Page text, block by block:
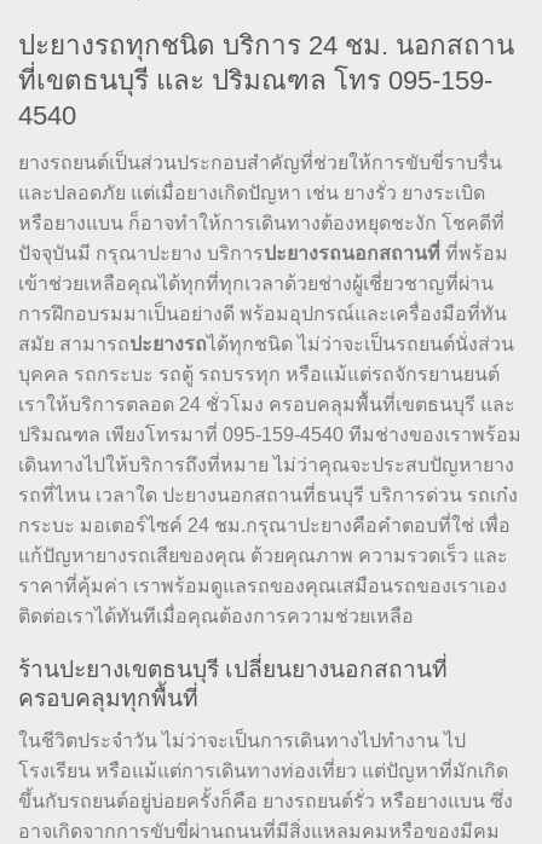
ปะยางรถทุกชนิด บริการ 24 ชม. นอกสถาน
ที่เขตธนบุรี และ ปริมณฑล โทร 095-159-
4540
ยางรถยนต์เป็นส่วนประกอบสำคัญที่ช่วยให้การขับขี่ราบรื่น
และปลอดภัย แต่เมื่อยางเกิดปัญหา เช่น ยางรั่ว ยางระเบิด
หรือยางแบน ก็อาจทำให้การเดินทางต้องหยุดชะงัก โชคดีที่
ปัจจุบันมี กรุณาปะยาง บริการปะยางรถนอกสถานที่ ที่พร้อม
เข้าช่วยเหลือคุณได้ทุกที่ทุกเวลาด้วยช่างผู้เชี่ยวชาญที่ผ่าน
การฝึกอบรมมาเป็นอย่างดี พร้อมอุปกรณ์และเครื่องมือที่ทัน
สมัย สามารถปะยางรถได้ทุกชนิด ไม่ว่าจะเป็นรถยนต์นั่งส่วน
บุคคล รถกระบะ รถตู้ รถบรรทุก หรือแม้แต่รถจักรยานยนต์
เราให้บริการตลอด 24 ชั่วโมง ครอบคลุมพื้นที่เขตธนบุรี และ
ปริมณฑล เพียงโทรมาที่ 095-159-4540 ทีมช่างของเราพร้อม
เดินทางไปให้บริการถึงที่หมาย ไม่ว่าคุณจะประสบปัญหายาง
รถที่ไหน เวลาใด ปะยางนอกสถานที่ธนบุรี บริการด่วน รถเก๋ง
กระบะ มอเตอร์ไซค์ 24 ชม.กรุณาปะยางคือคำตอบที่ใช่ เพื่อ
แก้ปัญหายางรถเสียของคุณ ด้วยคุณภาพ ความรวดเร็ว และ
ราคาที่คุ้มค่า เราพร้อมดูแลรถของคุณเสมือนรถของเราเอง
ติดต่อเราได้ทันทีเมื่อคุณต้องการความช่วยเหลือ
ร้านปะยางเขตธนบุรี เปลี่ยนยางนอกสถานที่
ครอบคลุมทุกพื้นที่
ในชีวิตประจำวัน ไม่ว่าจะเป็นการเดินทางไปทำงาน ไป
โรงเรียน หรือแม้แต่การเดินทางท่องเที่ยว แต่ปัญหาที่มักเกิด
ขึ้นกับรถยนต์อยู่บ่อยครั้งก็คือ ยางรถยนต์รั่ว หรือยางแบน ซึ่ง
อาจเกิดจากการขับขี่ผ่านถนนที่มีสิ่งแหลมคมหรือของมีคม